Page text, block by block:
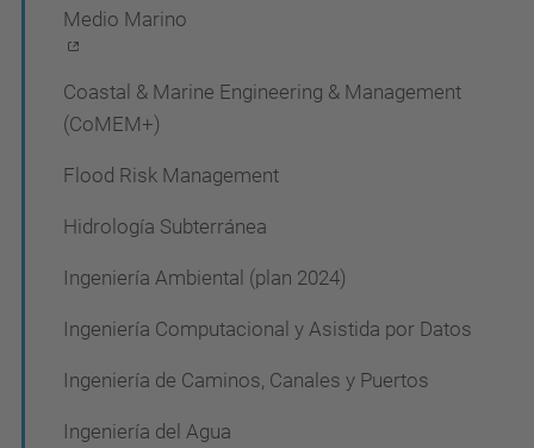
Medio Marino
Coastal & Marine Engineering & Management
(CoMEM+)
Flood Risk Management
Hidrología Subterránea
Ingeniería Ambiental (plan 2024)
Ingeniería Computacional y Asistida por Datos
Ingeniería de Caminos, Canales y Puertos
Ingeniería del Agua